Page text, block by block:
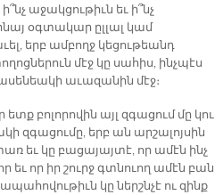
աջակցութիւն եւ ի՞նչ
օգտակար ըլլալ կամ
երբ ամբողջ կեցութեանդ
մէջ կը սահիս, ինչպէս
աւազանին մէջ։
ետք բոլորովին այլ զգացում մը կու
զգացումը, երբ ան արշալոյսին
եւ կը բացայայտէ, որ ամէն ինչ
եւ որ իր շուրջ գտնուող ամէն բան
կը ներշնչէ ու զինք